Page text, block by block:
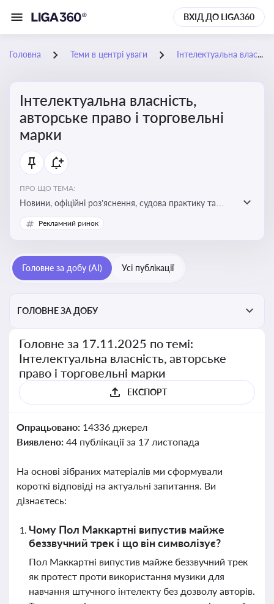
ВХІД ДО LIGA360
Головна Теми в центрі уваги Інтелектуальна власність, авторське право і торговельні марки
Інтелектуальна власність,
авторське право і торговельні
марки
ПРО ЩО ТЕМА:
Новини, офіційні роз’яснення, судова практику та
експертні матеріали, що стосуються авторського
права, реєстрації та захисту торговельних марок,
власності, а також змін у законодавстві у цій сфері
Рекламний ринок
Головне за добу (AI) Усі публікації
ГОЛОВНЕ ЗА ДОБУ
Головне за 17.11.2025 по темі:
Інтелектуальна власність, авторське
право і торговельні марки
ЕКСПОРТ
Опрацьовано: 14336 джерел
Виявлено: 44 публікації за 17 листопада
На основі зібраних матеріалів ми сформували
короткі відповіді на актуальні запитання. Ви
дізнаєтесь:
Чому Пол Маккартні випустив майже
беззвучний трек і що він символізує?
Пол Маккартні випустив майже беззвучний трек
як протест проти використання музики для
навчання штучного інтелекту без дозволу авторів.